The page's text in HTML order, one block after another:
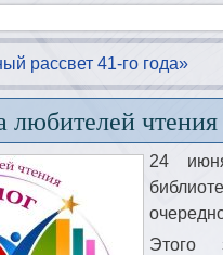
рассвет 41-го года»
любителей
24
Этого